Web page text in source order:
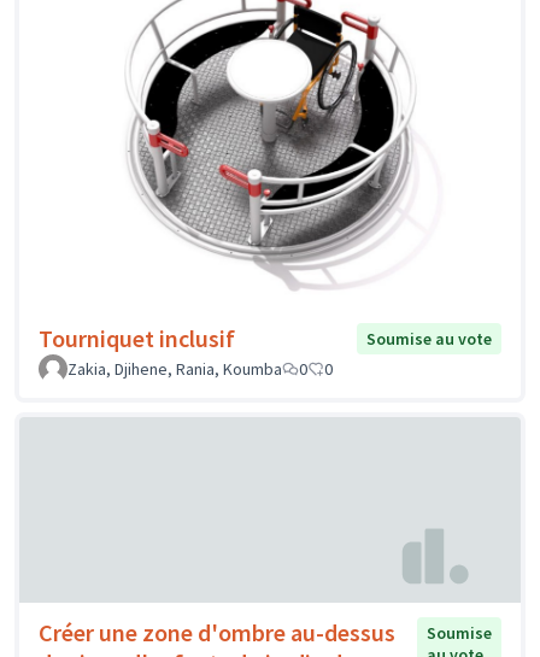
Tourniquet inclusif
Soumise au vote
Zakia, Djihene, Rania, Koumba
0 0
Créer une zone d'ombre au-dessus
Soumise